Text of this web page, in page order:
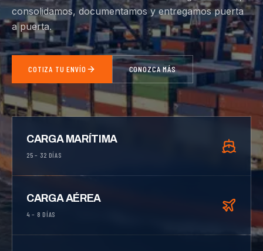
consolidamos, documentamos y entregamos puerta
a puerta.
COTIZA TU ENVÍO CONOZCA MÁS
CARGA MARÍTIMA
25 – 32 DÍAS
CARGA AÉREA
4 – 8 DÍAS